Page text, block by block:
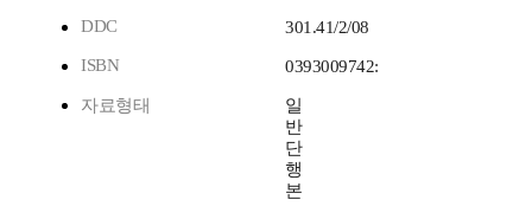
DDC
301.41/2/08
ISBN
0393009742:
자료형태
일
반
단
행
본